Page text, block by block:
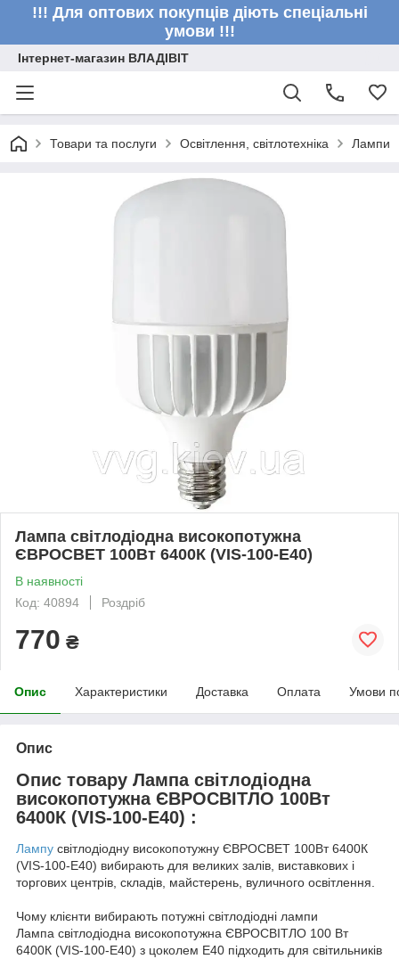
!!! Для оптових покупців діють спеціальні
умови !!!
Інтернет-магазин ВЛАДІВІТ
Товари та послуги Освітлення, світлотехніка Лампи
Лампа світлодіодна високопотужна
ЄВРОСВЕТ 100Вт 6400К (VIS-100-E40)
В наявності
Код: 40894
Роздріб
770 ₴
Опис Характеристики Доставка Оплата Умови
Опис
Опис товару Лампа світлодіодна
високопотужна ЄВРОСВІТЛО 100Вт
6400К (VIS-100-E40) :
Лампу світлодіодну високопотужну ЄВРОСВЕТ 100Вт 6400К
(VIS-100-E40) вибирають для великих залів, виставкових і
торгових центрів, складів, майстерень, вуличного освітлення.
Чому клієнти вибирають потужні світлодіодні лампи
Лампа світлодіодна високопотужна ЄВРОСВІТЛО 100 Вт
6400К (VIS-100-E40) з цоколем Е40 підходить для світильників